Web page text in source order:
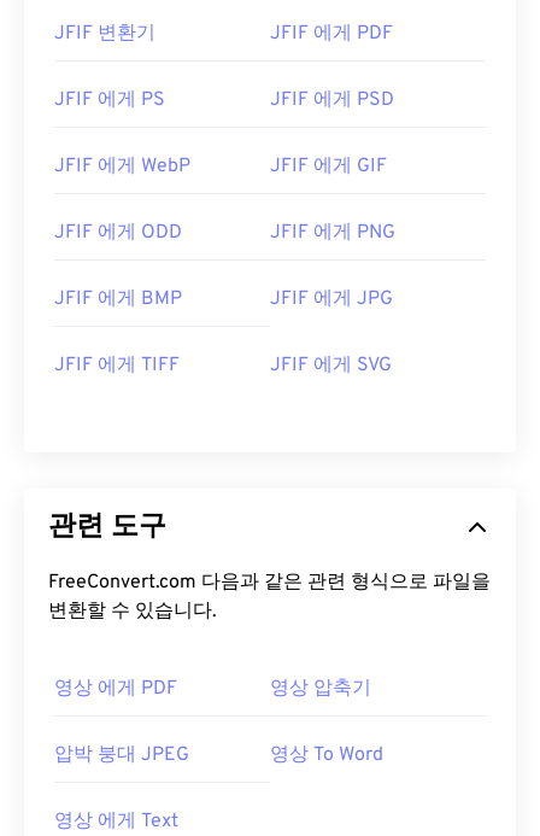
JFIF 변환기 JFIF 에게 PDF
JFIF 에게 PS JFIF 에게 PSD
JFIF 에게 WebP JFIF 에게 GIF
JFIF 에게 ODD JFIF 에게 PNG
JFIF 에게 BMP JFIF 에게 JPG
JFIF 에게 TIFF JFIF 에게 SVG
관련 도구
FreeConvert.com 다음과 같은 관련 형식으로 파일을
변환할 수 있습니다.
영상 에게 PDF 영상 압축기
압박 붕대 JPEG 영상 To Word
영상 에게 Text